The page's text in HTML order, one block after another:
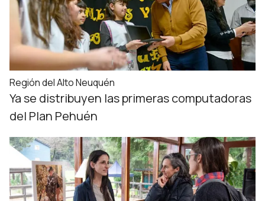
Región del Alto Neuquén
Ya se distribuyen las primeras computadoras
del Plan Pehuén